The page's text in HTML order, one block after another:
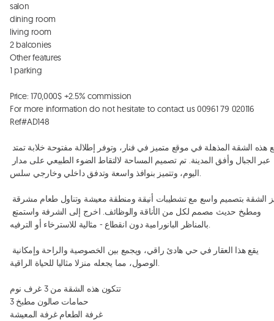
salon
dining room
living room
2 balconies
Other features
1 parking
Price: 170,000$ +2.5% commission
For more information do not hesitate to contact us 00961 79 020116
Ref#AD148
اليوم، وتتميز بنوافذ واسعة وتدفق داخلي وخارجي سلس.
بالمناظر البانورامية دون انقطاع - مثالية للاسترخاء أو الترفيه.
الوصول، مما يجعله منزلا مثاليا للحياة الراقية.
تتكون هذه الشقة من 3 غرف نوم
3 حمامات صالون مطبخ
غرفة الطعام غرفة المعيشة